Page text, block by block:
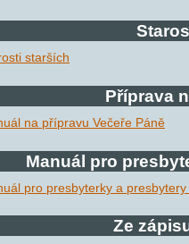
starších
Příprava
na přípravu Večeře Páně
Manuál pro
pro presbyterky a
Ze